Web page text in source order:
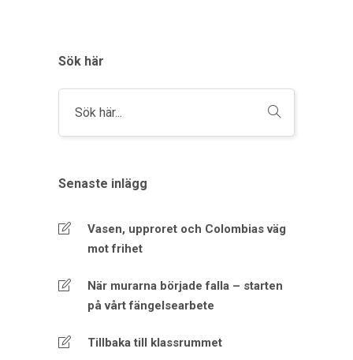
Sök här
Senaste inlägg
Vasen, upproret och Colombias väg
mot frihet
När murarna började falla – starten
på vårt fängelsearbete
Tillbaka till klassrummet